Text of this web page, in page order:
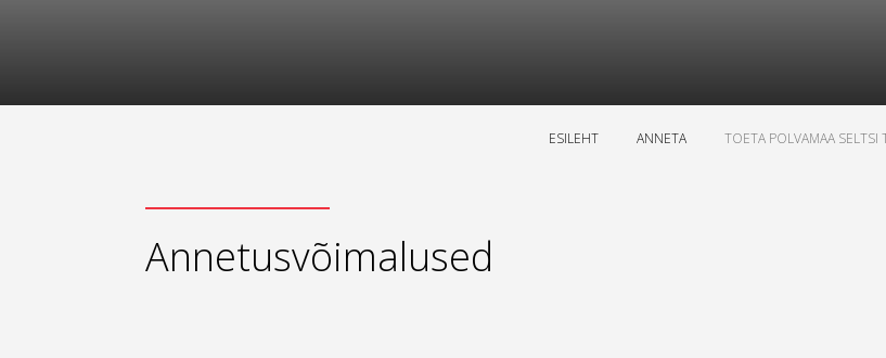
ESILEHT ANNETA TOETA POLVAMAA SELTSI
Annetusvõimalused